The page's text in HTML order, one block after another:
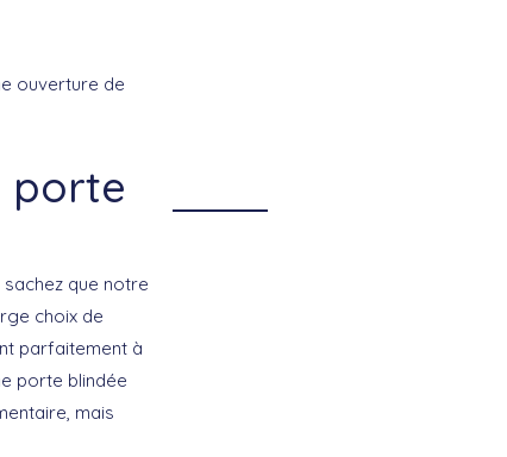
ouverture de
porte
que notre
choix de
parfaitement à
porte blindée
mais